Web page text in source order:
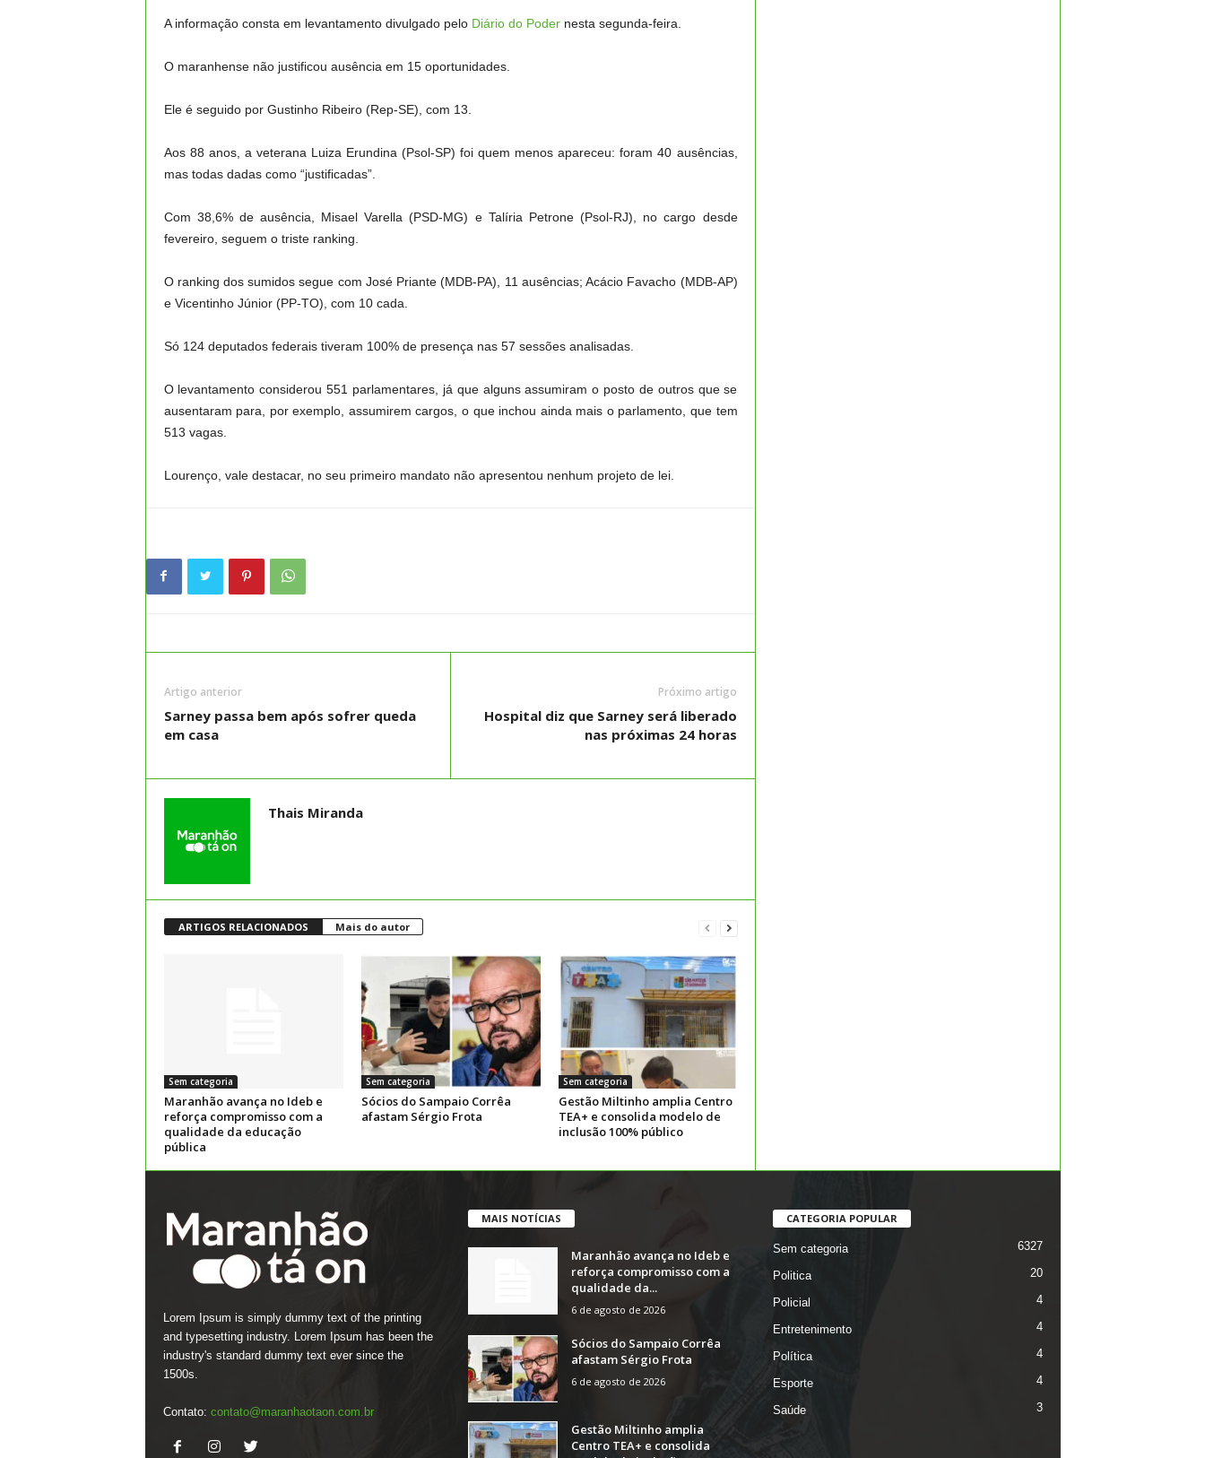
A informação consta em levantamento divulgado pelo Diário do Podernesta segunda-feira.
O maranhense não justificou ausência em 15 oportunidades.
Ele é seguido por Gustinho Ribeiro (Rep-SE), com 13.
Aos 88 anos, a veterana Luiza Erundina (Psol-SP) foi quem menos apareceu: foram 40 ausências,
mas todas dadas como “justificadas”.
Com 38,6% de ausência, Misael Varella (PSD-MG) e Talíria Petrone (Psol-RJ), no cargo desde
fevereiro, seguem o triste ranking.
O ranking dos sumidos segue com José Priante (MDB-PA), 11 ausências; Acácio Favacho (MDB-AP)
e Vicentinho Júnior (PP-TO), com 10 cada.
Só 124 deputados federais tiveram 100% de presença nas 57 sessões analisadas.
O levantamento considerou 551 parlamentares, já que alguns assumiram o posto de outros que se
ausentaram para, por exemplo, assumirem cargos, o que inchou ainda mais o parlamento, que tem
513 vagas.
Lourenço, vale destacar, no seu primeiro mandato não apresentou nenhum projeto de lei.
Artigo anterior
Sarney passa bem após sofrer queda
em casa
Próximo artigo
Hospital diz que Sarney será liberado
nas próximas 24 horas
Thais Miranda
ARTIGOS RELACIONADOS Mais do autor
Sem categoria
Maranhão avança no Ideb e
reforça compromisso com a
qualidade da educação
pública
Sem categoria
Sócios do Sampaio Corrêa
afastam Sérgio Frota
Sem categoria
Gestão Miltinho amplia Centro
TEA+ e consolida modelo de
inclusão 100% público
Lorem Ipsum is simply dummy text of the printing
and typesetting industry. Lorem Ipsum has been the
industry's standard dummy text ever since the
1500s.
Contato: contato@maranhaotaon.com.br
MAIS NOTÍCIAS
Maranhão avança no Ideb e
reforça compromisso com a
qualidade da...
6 de agosto de 2026
Sócios do Sampaio Corrêa
afastam Sérgio Frota
6 de agosto de 2026
Gestão Miltinho amplia
Centro TEA+ e consolida
CATEGORIA POPULAR
Sem categoria 6327
Politica 20
Policial 4
Entretenimento 4
Política 4
Esporte 4
Saúde 3